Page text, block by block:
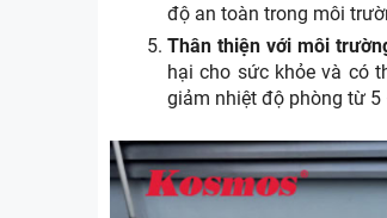
độ an toàn trong môi
Thân thiện với môi
hại cho sức khỏe và có
giảm nhiệt độ phòng từ 5